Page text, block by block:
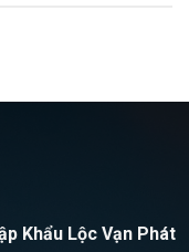
Khẩu Lộc Vạn Phát